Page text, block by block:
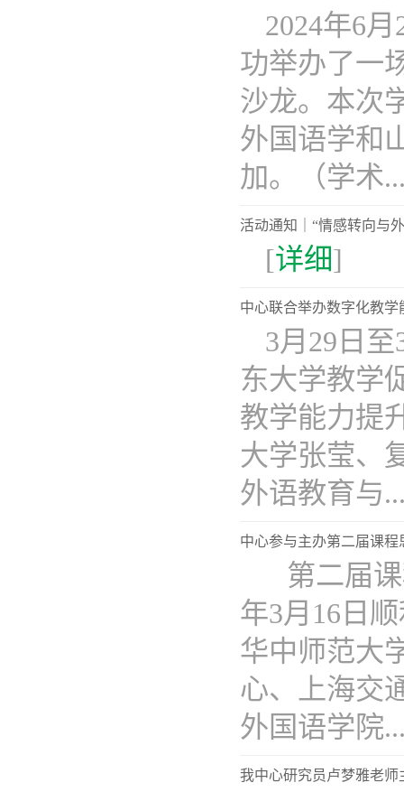
2024年6
功举办了一
沙龙。本次
外国语学和
加。（学术
活动通知｜“情感转向与
[详细]
中心联合举办数字化教
3月29日
东大学教学
教学能力提
大学张莹、
外语教育与
中心参与主办第二届课
第二届
年3月16日
华中师范大
心、上海交
外国语学院
我中心研究员卢梦雅老师